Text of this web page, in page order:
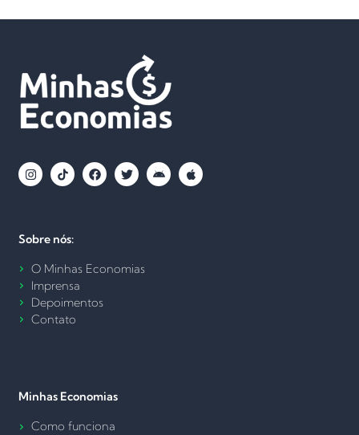
Sobre nós:
O Minhas Economias
Imprensa
Depoimentos
Contato
Minhas Economias
Como funciona